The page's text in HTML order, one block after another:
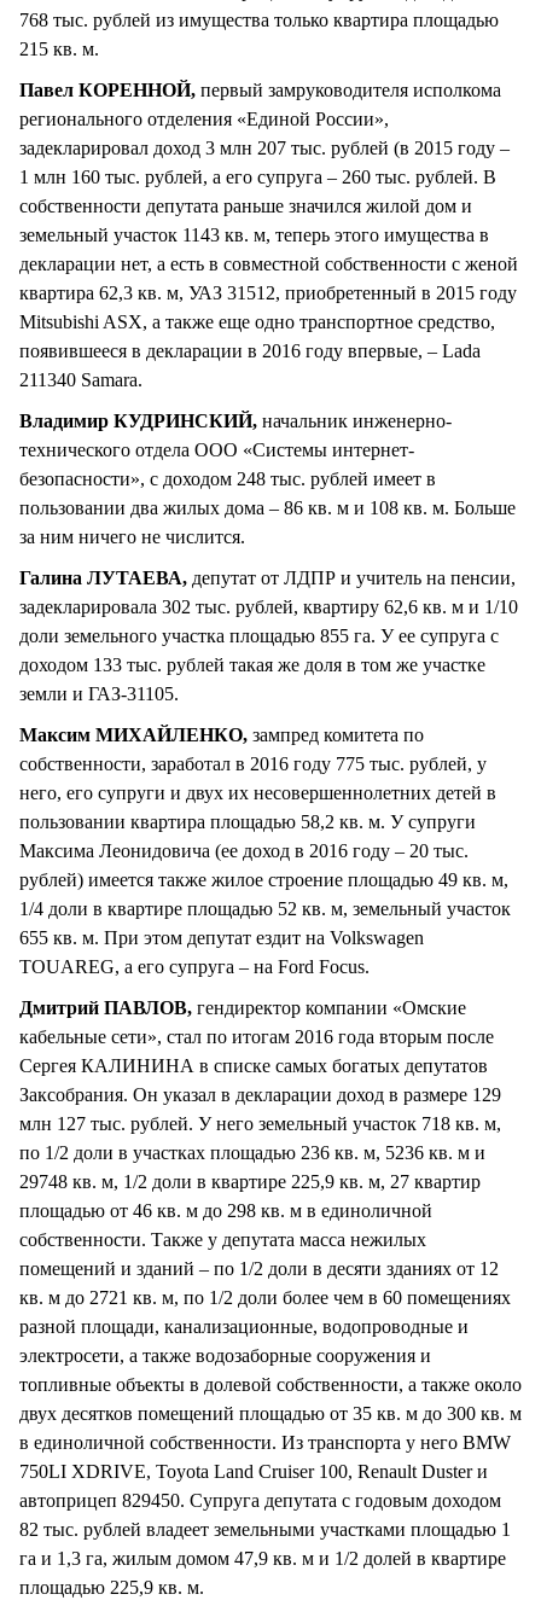
768 тыс. рублей из имущества только квартира площадью
215 кв. м.
Павел КОРЕННОЙ, первый замруководителя исполкома
регионального отделения «Единой России»,
задекларировал доход 3 млн 207 тыс. рублей (в 2015 году –
1 млн 160 тыс. рублей, а его супруга – 260 тыс. рублей. В
собственности депутата раньше значился жилой дом и
земельный участок 1143 кв. м, теперь этого имущества в
декларации нет, а есть в совместной собственности с женой
квартира 62,3 кв. м, УАЗ 31512, приобретенный в 2015 году
Mitsubishi ASX, а также еще одно транспортное средство,
появившееся в декларации в 2016 году впервые, – Lada
211340 Samara.
Владимир КУДРИНСКИЙ, начальник инженерно-
технического отдела ООО «Системы интернет-
безопасности», с доходом 248 тыс. рублей имеет в
пользовании два жилых дома – 86 кв. м и 108 кв. м. Больше
за ним ничего не числится.
Галина ЛУТАЕВА, депутат от ЛДПР и учитель на пенсии,
задекларировала 302 тыс. рублей, квартиру 62,6 кв. м и 1/10
доли земельного участка площадью 855 га. У ее супруга с
доходом 133 тыс. рублей такая же доля в том же участке
земли и ГАЗ-31105.
Максим МИХАЙЛЕНКО, зампред комитета по
собственности, заработал в 2016 году 775 тыс. рублей, у
него, его супруги и двух их несовершеннолетних детей в
пользовании квартира площадью 58,2 кв. м. У супруги
Максима Леонидовича (ее доход в 2016 году – 20 тыс.
рублей) имеется также жилое строение площадью 49 кв. м,
1/4 доли в квартире площадью 52 кв. м, земельный участок
655 кв. м. При этом депутат ездит на Volkswagen
TOUAREG, а его супруга – на Ford Focus.
Дмитрий ПАВЛОВ, гендиректор компании «Омские
кабельные сети», стал по итогам 2016 года вторым после
Сергея КАЛИНИНА в списке самых богатых депутатов
Заксобрания. Он указал в декларации доход в размере 129
млн 127 тыс. рублей. У него земельный участок 718 кв. м,
по 1/2 доли в участках площадью 236 кв. м, 5236 кв. м и
29748 кв. м, 1/2 доли в квартире 225,9 кв. м, 27 квартир
площадью от 46 кв. м до 298 кв. м в единоличной
собственности. Также у депутата масса нежилых
помещений и зданий – по 1/2 доли в десяти зданиях от 12
кв. м до 2721 кв. м, по 1/2 доли более чем в 60 помещениях
разной площади, канализационные, водопроводные и
электросети, а также водозаборные сооружения и
топливные объекты в долевой собственности, а также около
двух десятков помещений площадью от 35 кв. м до 300 кв. м
в единоличной собственности. Из транспорта у него BMW
750LI XDRIVE, Toyota Land Cruiser 100, Renault Duster и
автоприцеп 829450. Супруга депутата с годовым доходом
82 тыс. рублей владеет земельными участками площадью 1
га и 1,3 га, жилым домом 47,9 кв. м и 1/2 долей в квартире
площадью 225,9 кв. м.